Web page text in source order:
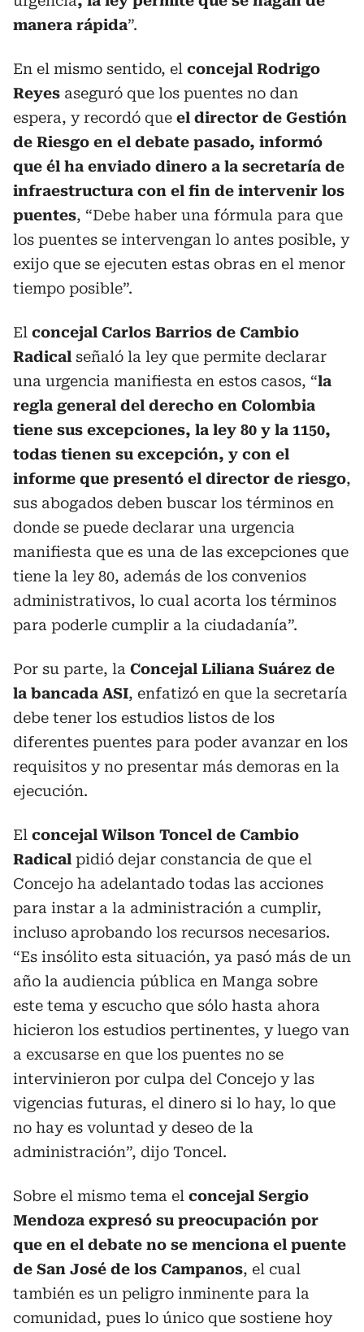
manera rápida”.
En el mismo sentido, el concejal Rodrigo
Reyes aseguró que los puentes no dan
espera, y recordó que el director de Gestión
de Riesgo en el debate pasado, informó
que él ha enviado dinero a la secretaría de
infraestructura con el fin de intervenir los
puentes, “Debe haber una fórmula para que
los puentes se intervengan lo antes posible, y
exijo que se ejecuten estas obras en el menor
tiempo posible”.
El concejal Carlos Barrios de Cambio
Radical señaló la ley que permite declarar
una urgencia manifiesta en estos casos, “la
regla general del derecho en Colombia
tiene sus excepciones, la ley 80 y la 1150,
todas tienen su excepción, y con el
informe que presentó el director de riesgo,
sus abogados deben buscar los términos en
donde se puede declarar una urgencia
manifiesta que es una de las excepciones que
tiene la ley 80, además de los convenios
administrativos, lo cual acorta los términos
para poderle cumplir a la ciudadanía”.
Por su parte, la Concejal Liliana Suárez de
la bancada ASI, enfatizó en que la secretaría
debe tener los estudios listos de los
diferentes puentes para poder avanzar en los
requisitos y no presentar más demoras en la
ejecución.
El concejal Wilson Toncel de Cambio
Radical pidió dejar constancia de que el
Concejo ha adelantado todas las acciones
para instar a la administración a cumplir,
incluso aprobando los recursos necesarios.
“Es insólito esta situación, ya pasó más de un
año la audiencia pública en Manga sobre
este tema y escucho que sólo hasta ahora
hicieron los estudios pertinentes, y luego van
a excusarse en que los puentes no se
intervinieron por culpa del Concejo y las
vigencias futuras, el dinero si lo hay, lo que
no hay es voluntad y deseo de la
administración”, dijo Toncel.
Sobre el mismo tema el concejal Sergio
Mendoza expresó su preocupación por
que en el debate no se menciona el puente
de San José de los Campanos, el cual
también es un peligro inminente para la
comunidad, pues lo único que sostiene hoy